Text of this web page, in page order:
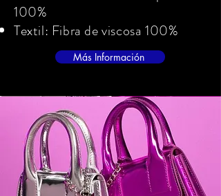
100%
Textil: Fibra de viscosa 100%
Más Información